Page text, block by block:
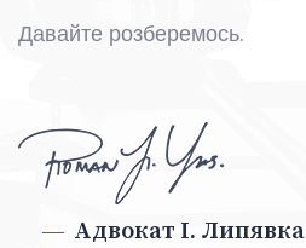
Давайте розберемось.
Адвокат І. Липявка